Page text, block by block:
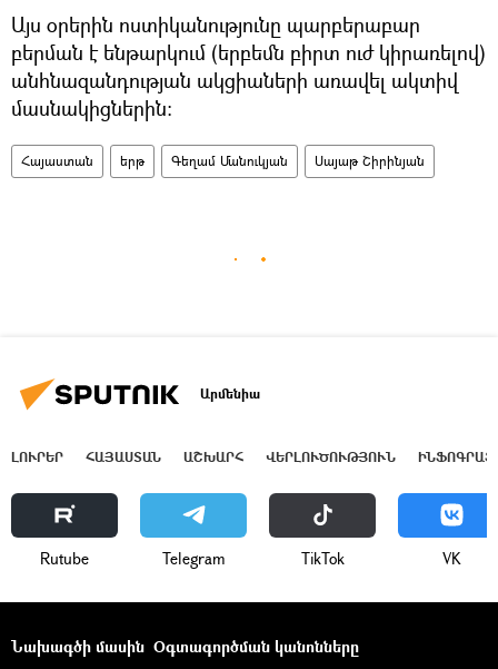
Այս օրերին ոստիկանությունը պարբերաբար
բերման է ենթարկում (երբեմն բիրտ ուժ կիրառելով)
անհնազանդության ակցիաների առավել ակտիվ
մասնակիցներին։
Հայաստան երթ Գեղամ Մանուկյան Սայաթ Շիրինյան
Արմենիա
ԼՈՒՐԵՐ ՀԱՅԱՍՏԱՆ ԱՇԽԱՐՀ ՎԵՐԼՈՒԾՈՒԹՅՈՒՆ
Rutube Telegram ТikТоk VK
Նախագծի մասին Օգտագործման կանոնները